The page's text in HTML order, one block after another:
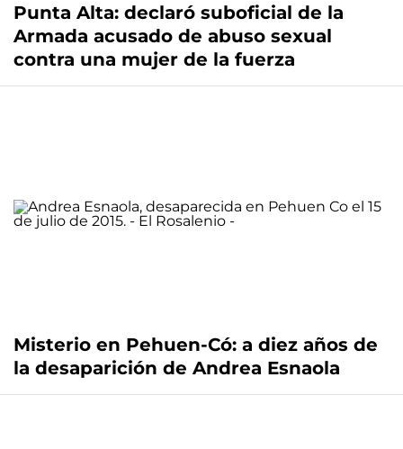
Punta Alta: declaró suboficial de la
Armada acusado de abuso sexual
contra una mujer de la fuerza
Misterio en Pehuen-Có: a diez años de
la desaparición de Andrea Esnaola